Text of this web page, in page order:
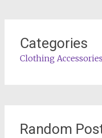
Categories
Clothing Accessories
Random